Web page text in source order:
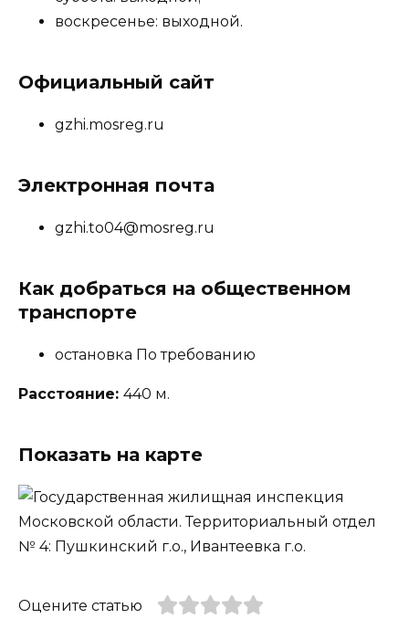
воскресенье: выходной.
Официальный сайт
gzhi.mosreg.ru
Электронная почта
gzhi.to04@mosreg.ru
Как добраться на общественном
транспорте
остановка По требованию
Расстояние: 440 м.
Показать на карте
Оцените статью